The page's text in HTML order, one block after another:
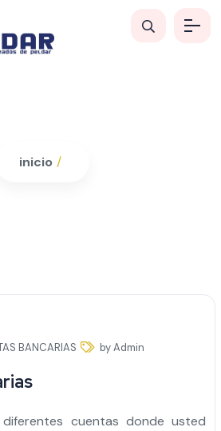
inicio /
BANCARIAS by Admin
cuentas donde usted